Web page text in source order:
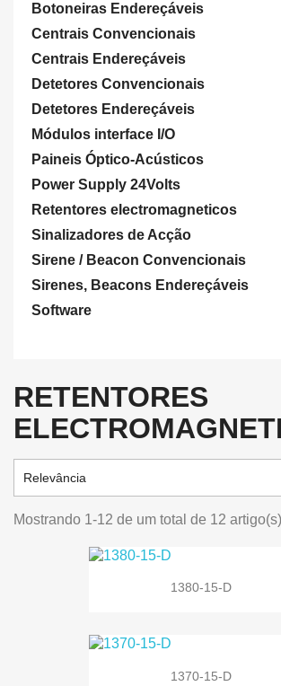
Botoneiras Endereçáveis
Centrais Convencionais
Centrais Endereçáveis
Detetores Convencionais
Detetores Endereçáveis
Módulos interface I/O
Paineis Óptico-Acústicos
Power Supply 24Volts
Retentores electromagneticos
Sinalizadores de Acção
Sirene / Beacon Convencionais
Sirenes, Beacons Endereçáveis
Software
RETENTORES
Relevância
Mostrando 1-12 de um total de 12 artigo(s)
1380-15-D
1370-15-D